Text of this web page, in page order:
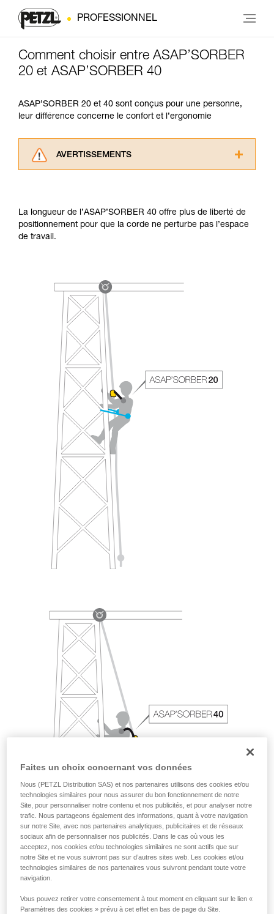
PROFESSIONNEL
Comment choisir entre ASAP’SORBER
20 et ASAP’SORBER 40
ASAP’SORBER 20 et 40 sont conçus pour une personne,
leur différence concerne le confort et l’ergonomie
AVERTISSEMENTS
informations de la notice technique pour
pouvoir comprendre ce complément
la manipulation, seul, en toute sécurité, avant
de la reproduire en autonomie.
Nous donnons des exemples de techniques
liées à votre activité. Il peut en exister d’autres
que nous ne décrivons pas ici.
La longueur de l’ASAP’SORBER 40 offre plus de liberté de
positionnement pour que la corde ne perturbe pas l’espace
de travail.
Faites un choix concernant vos données
Nous (PETZL Distribution SAS) et nos partenaires utilisons des cookies et/ou
technologies similaires pour nous assurer du bon fonctionnement de notre
Site, pour personnaliser notre contenu et nos publicités, et pour analyser notre
trafic. Nous partageons également des informations, quant à votre navigation
sur notre Site, avec nos partenaires analytiques, publicitaires et de réseaux
sociaux afin de personnaliser nos publicités. Dans le cas où vous les
acceptez, nos cookies et/ou technologies similaires ne sont actifs que sur
notre Site et ne vous suivront pas sur d’autres sites web. Les cookies et/ou
technologies similaires de nos partenaires vous suivront pendant toute votre
navigation.
Vous pouvez retirer votre consentement à tout moment en cliquant sur le lien «
Paramètres des cookies » prévu à cet effet en bas de page du Site.